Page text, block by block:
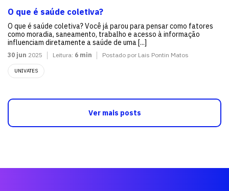
O que é saúde coletiva?
O que é saúde coletiva? Você já parou para pensar como fatores
como moradia, saneamento, trabalho e acesso à informação
influenciam diretamente a saúde de uma [...]
30 jun 2025 Leitura: 6 min Postado por Lais Pontin Matos
UNIVATES
Ver mais posts